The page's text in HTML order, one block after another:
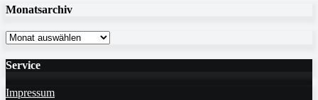
Monatsarchiv
Monatsarchiv
Service
Impressum